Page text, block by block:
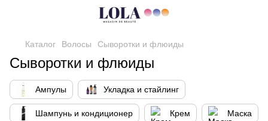
Каталог Волосы Сыворотки и флюиды
Сыворотки и флюиды
Ампулы Укладка и стайлинг
Шампунь и кондиционер Крем Маска